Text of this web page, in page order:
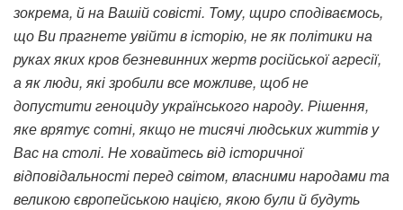
зокрема, й на Вашій совісті. Тому, щиро сподіваємось,
що Ви прагнете увійти в історію, не як політики на
руках яких кров безневинних жертв російської агресії,
а як люди, які зробили все можливе, щоб не
допустити геноциду українського народу. Рішення,
яке врятує сотні, якщо не тисячі людських життів у
Вас на столі. Не ховайтесь від історичної
відповідальності перед світом, власними народами та
великою європейською нацією, якою були й будуть